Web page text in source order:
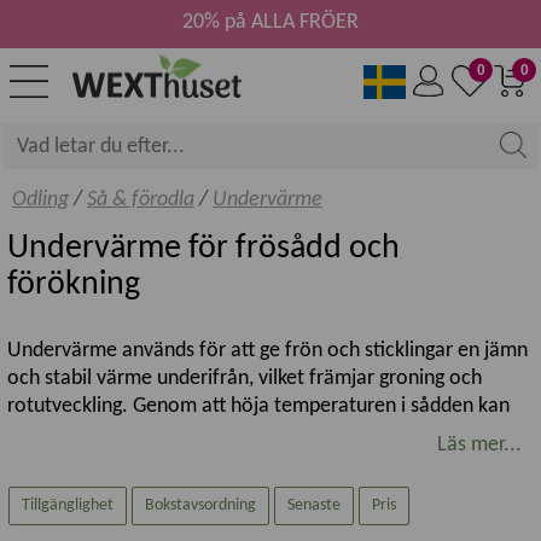
0
0
20% på ALLA FRÖER
Odling/ Så & förodla / Undervärme
Undervärme för frösådd och
förökning
Undervärme används för att ge frön och sticklingar en jämn
och stabil värme underifrån, vilket främjar groning och
rotutveckling. Genom att höja temperaturen i sådden kan
du få snabbare, jämnare och säkrare resultat vid frösådd
Här hittar du undervärme och värmemattor som passar för
Läs mer...
Tillgänglighet Bokstavsordning Senaste Pris